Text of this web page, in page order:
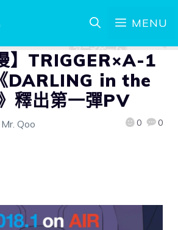
MENU
】TRIGGER×A-1
DARLING in the
釋出第一彈PV
Mr. Qoo 0 0